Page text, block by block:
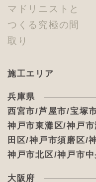
マドリニストと
つくる究極の間
取り
施工エリア
兵庫県
西宮市/芦屋市/宝塚
神戸市東灘区/神戸
田区/神戸市須磨区/
神戸市北区/神戸市
大阪府